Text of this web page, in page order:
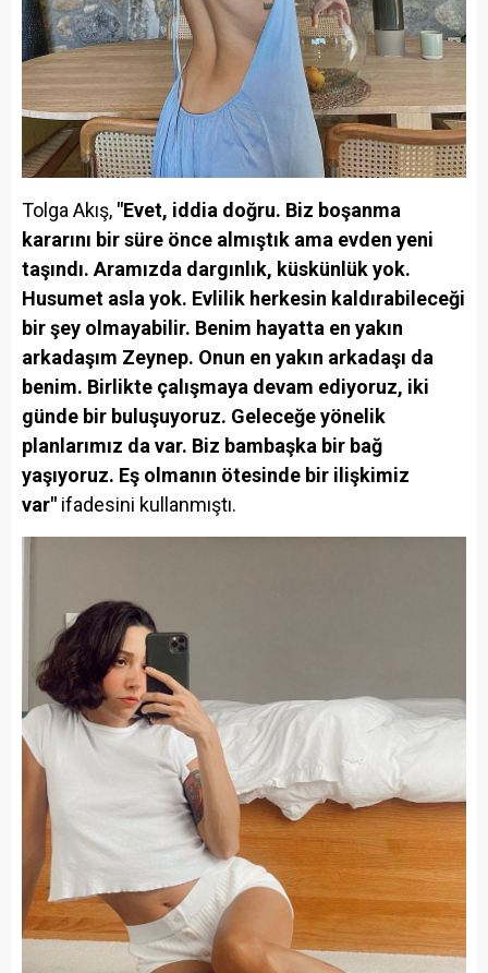
Tolga Akış, "Evet, iddia doğru. Biz boşanma
kararını bir süre önce almıştık ama evden yeni
taşındı. Aramızda dargınlık, küskünlük yok.
Husumet asla yok. Evlilik herkesin kaldırabileceği
bir şey olmayabilir. Benim hayatta en yakın
arkadaşım Zeynep. Onun en yakın arkadaşı da
benim. Birlikte çalışmaya devam ediyoruz, iki
günde bir buluşuyoruz. Geleceğe yönelik
planlarımız da var. Biz bambaşka bir bağ
yaşıyoruz. Eş olmanın ötesinde bir ilişkimiz
var" ifadesini kullanmıştı.